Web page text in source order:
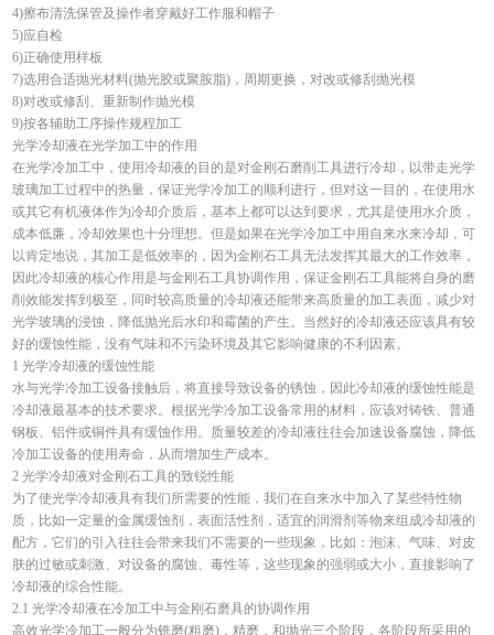
4)擦布清洗保管及操作者穿戴好工作服和帽子
5)应自检
6)正确使用样板
7)选用合适抛光材料(抛光胶或聚胺脂)，周期更换，对改或修刮抛光模
8)对改或修刮、重新制作抛光模
9)按各辅助工序操作规程加工
光学冷却液在光学加工中的作用
在光学冷加工中，使用冷却液的目的是对金刚石磨削工具进行冷却，以带走光学
玻璃加工过程中的热量，保证光学冷加工的顺利进行，但对这一目的，在使用水
或其它有机液体作为冷却介质后，基本上都可以达到要求，尤其是使用水介质，
成本低廉，冷却效果也十分理想。但是如果在光学冷加工中用自来水来冷却，可
以肯定地说，其加工是低效率的，因为金刚石工具无法发挥其最大的工作效率，
因此冷却液的核心作用是与金刚石工具协调作用，保证金刚石工具能将自身的磨
削效能发挥到极至，同时较高质量的冷却液还能带来高质量的加工表面，减少对
光学玻璃的浸蚀，降低抛光后水印和霉菌的产生。当然好的冷却液还应该具有较
好的缓蚀性能，没有气味和不污染环境及其它影响健康的不利因素。
1 光学冷却液的缓蚀性能
水与光学冷加工设备接触后，将直接导致设备的锈蚀，因此冷却液的缓蚀性能是
冷却液最基本的技术要求。根据光学冷加工设备常用的材料，应该对铸铁、普通
钢板、铝件或铜件具有缓蚀作用。质量较差的冷却液往往会加速设备腐蚀，降低
冷加工设备的使用寿命，从而增加生产成本。
2 光学冷却液对金刚石工具的致锐性能
为了使光学冷却液具有我们所需要的性能，我们在自来水中加入了某些特性物
质，比如一定量的金属缓蚀剂，表面活性剂，适宜的润滑剂等物来组成冷却液的
配方，它们的引入往往会带来我们不需要的一些现象，比如：泡沫、气味、对皮
肤的过敏或刺激、对设备的腐蚀、毒性等，这些现象的强弱或大小，直接影响了
冷却液的综合性能。
2.1 光学冷却液在冷加工中与金刚石磨具的协调作用
高效光学冷加工一般分为铣磨(粗磨)，精磨，和抛光三个阶段，各阶段所采用的